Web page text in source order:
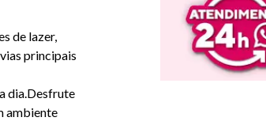
de lazer,
principais
dia.Desfrute
ambiente